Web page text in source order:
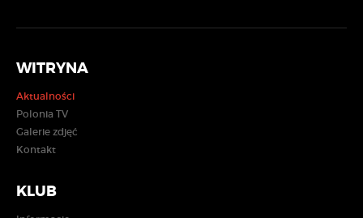
WITRYNA
Aktualności
Polonia TV
Galerie zdjęć
Kontakt
KLUB